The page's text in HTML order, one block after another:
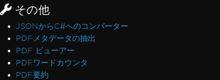
その他
JSONからC#へのコンバーター
PDFメタデータの抽出
PDF ビューアー
PDFワードカウンタ
PDF要約